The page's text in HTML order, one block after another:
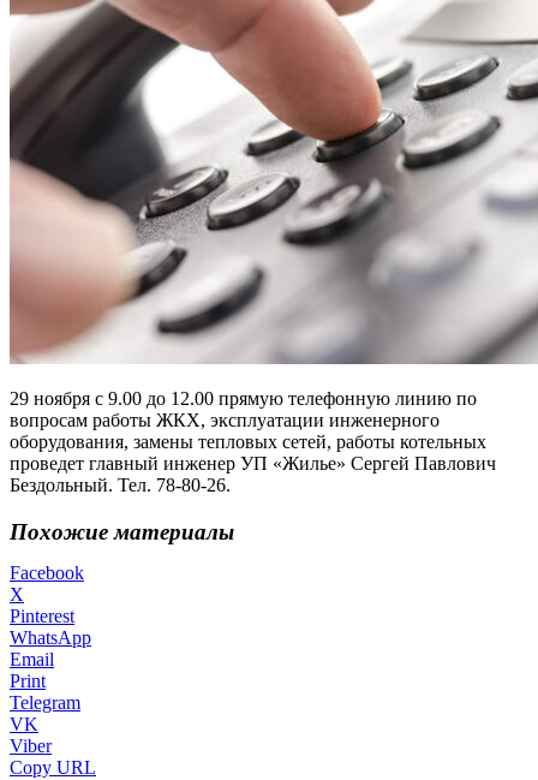
29 ноября с 9.00 до 12.00 прямую телефонную линию по
вопросам работы ЖКХ, эксплуатации инженерного
оборудования, замены тепловых сетей, работы котельных
проведет главный инженер УП «Жилье» Сергей Павлович
Бездольный. Тел. 78-80-26.
Похожие материалы
Facebook
X
Pinterest
WhatsApp
Email
Print
Telegram
VK
Viber
Copy URL